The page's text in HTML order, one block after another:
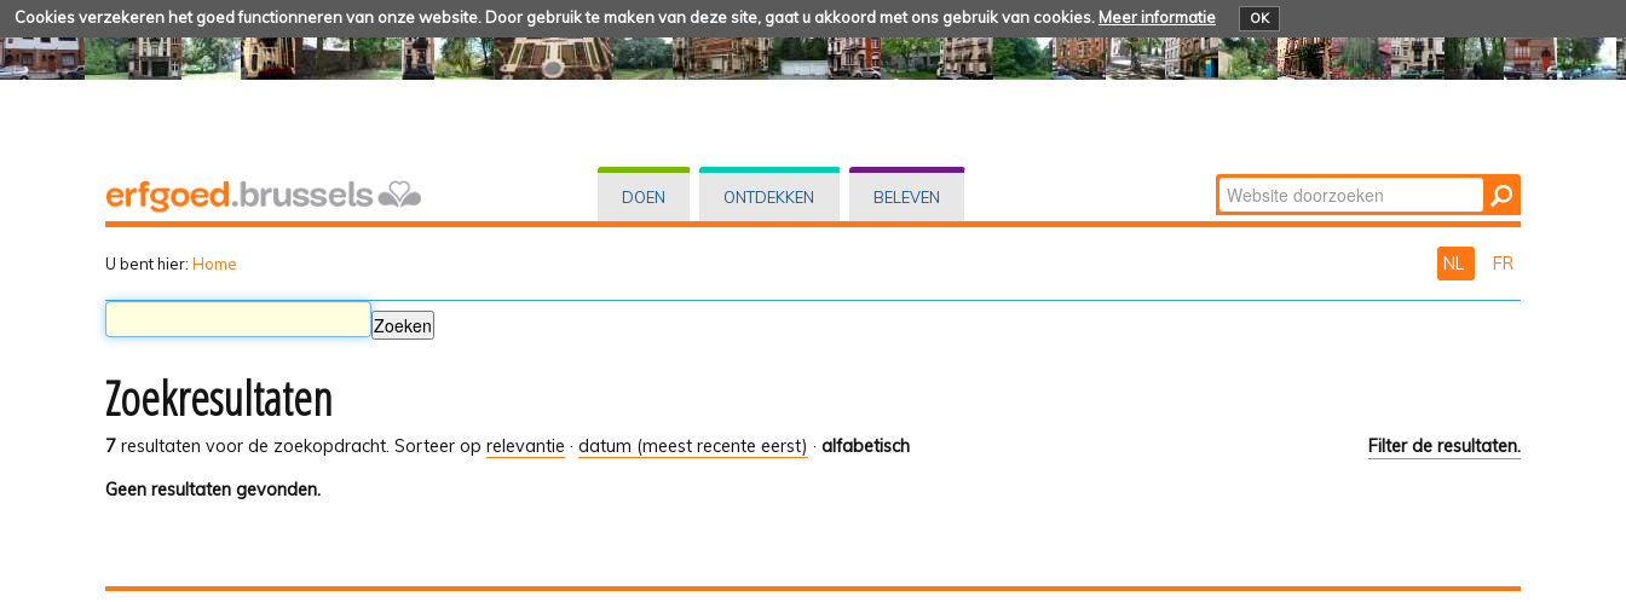
Cookies verzekeren het goed functionneren van onze website. Door gebruik te maken van deze site, gaat u akkoord met ons gebruik van cookies. Meer informatie OK
DOEN ONTDEKKEN BELEVEN Zoek
Geavanceerd
U bent hier: Home NL FR
Zoekresultaten
7 resultaten voor de zoekopdracht. Filter de resultaten.
Sorteer op relevantie · datum (meest recente eerst) · alfabetisch
Geen resultaten gevonden.